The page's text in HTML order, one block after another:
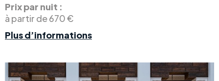
Prix par nuit :
à partir de 670 €
Plus d’informations